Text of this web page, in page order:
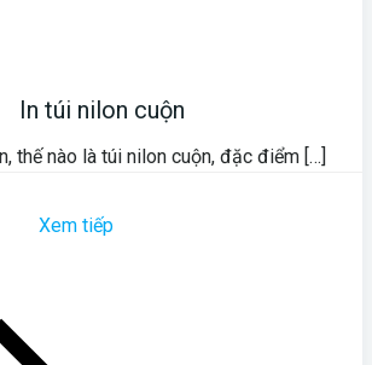
In túi nilon cuộn
thế nào là túi nilon cuộn, đặc điểm […]
Xem tiếp